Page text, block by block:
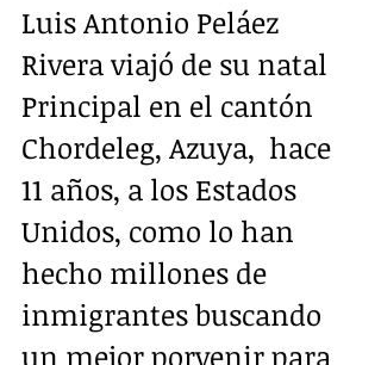
Luis Antonio Peláez
Rivera viajó de su natal
Principal en el cantón
Chordeleg, Azuya,  hace
11 años, a los Estados
Unidos, como lo han
hecho millones de
inmigrantes buscando
un mejor porvenir para